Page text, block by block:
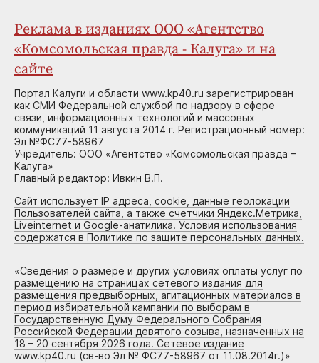
Реклама в изданиях ООО «Агентство
«Комсомольская правда - Калуга» и на
сайте
Портал Калуги и области www.kp40.ru зарегистрирован
как СМИ Федеральной службой по надзору в сфере
связи, информационных технологий и массовых
коммуникаций 11 августа 2014 г. Регистрационный номер:
Эл №ФС77-58967
Учредитель: ООО «Агентство «Комсомольская правда –
Калуга»
Главный редактор: Ивкин В.П.
Сайт использует IP адреса, cookie, данные геолокации
Пользователей сайта, а также счетчики Яндекс.Метрика,
Liveinternet и Google-анатилика. Условия использования
содержатся в Политике по защите персональных данных.
«Сведения о размере и других условиях оплаты услуг по
размещению на страницах сетевого издания для
размещения предвыборных, агитационных материалов в
период избирательной кампании по выборам в
Государственную Думу Федерального Собрания
Российской Федерации девятого созыва, назначенных на
18 – 20 сентября 2026 года. Сетевое издание
www.kp40.ru (св-во Эл № ФС77-58967 от 11.08.2014г.)»